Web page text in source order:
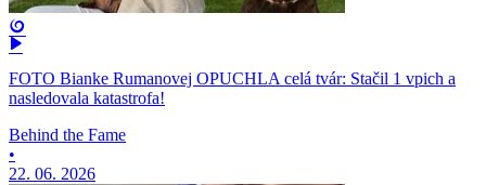
FOTO Bianke Rumanovej OPUCHLA celá tvár: Stačil 1 vpich a
nasledovala katastrofa!
Behind the Fame
•
22. 06. 2026